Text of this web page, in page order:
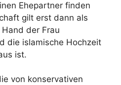
Ehepartner finden
gilt erst dann als
der Frau
die islamische Hochzeit
ist.
von konservativen